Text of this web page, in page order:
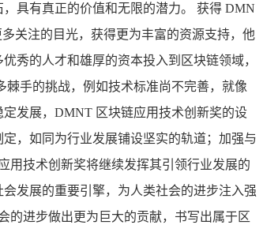
具有真正的价值和无限的潜力。 获得 DMN
关注的目光，获得更为丰富的资源支持，他
秀的人才和雄厚的资本投入到区块链领域，
手的挑战，例如技术标准尚不完善，就像
发展，DMNT 区块链应用技术创新奖的设
，如同为行业发展铺设坚实的轨道；加强与
用技术创新奖将继续发挥其引领行业发展的
发展的重要引擎，为人类社会的进步注入强
的进步做出更为巨大的贡献，书写出属于区